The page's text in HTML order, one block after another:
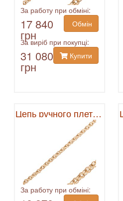
За работу при обміні:
17 840
грн
Обмін
За виріб при покупці:
31 080
грн
Купити
Цепь ручного плетения
За работу при обміні: